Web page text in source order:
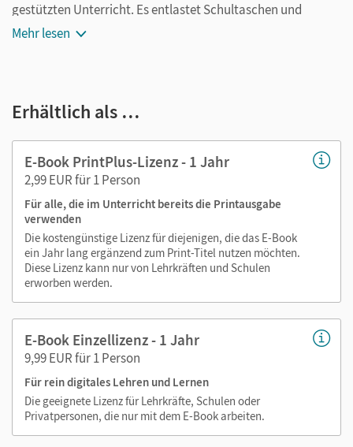
gestützten Unterricht. Es entlastet Schultaschen und
Rucksäcke und ist jederzeit unkompliziert verfügbar.
Notizen erstellen
Markierungen setzen
Text ergänzen
Lesezeichen hinzufügen
im Text suchen
zoomen
Die Medien sind wichtige Bestandteile dieses E-Books. Sie
sind seitengenau platziert, damit Sie und Ihre Schüler/-innen
jederzeit unkompliziert darauf zugreifen können. So
gestalten Sie das Lehren und Lernen zeitsparend und
abwechslungsreich. Kein Medienwechsel! Kein
zeitaufwendiges Suchen!
Medien in diesem E-Book:
Audios
Mehr lesen
Erhältlich als …
E-Book PrintPlus-Lizenz - 1 Jahr
2,99 EUR für 1 Person
Für alle, die im Unterricht bereits die Printausgabe
verwenden
Die kostengünstige Lizenz für diejenigen, die das E-Book
ein Jahr lang ergänzend zum Print-Titel nutzen möchten.
Diese Lizenz kann nur von Lehrkräften und Schulen
erworben werden.
E-Book Einzellizenz - 1 Jahr
9,99 EUR für 1 Person
Für rein digitales Lehren und Lernen
Die geeignete Lizenz für Lehrkräfte, Schulen oder
Privatpersonen, die nur mit dem E-Book arbeiten.